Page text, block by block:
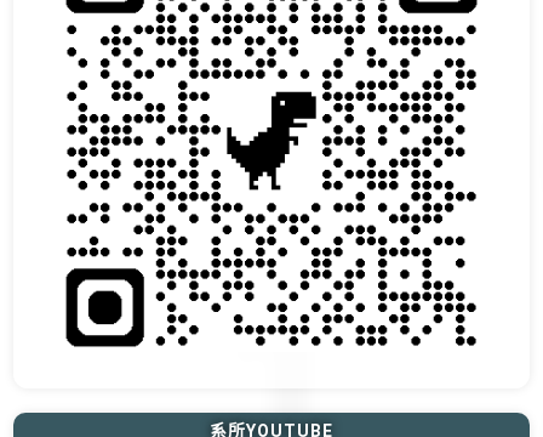
系所YOUTUBE